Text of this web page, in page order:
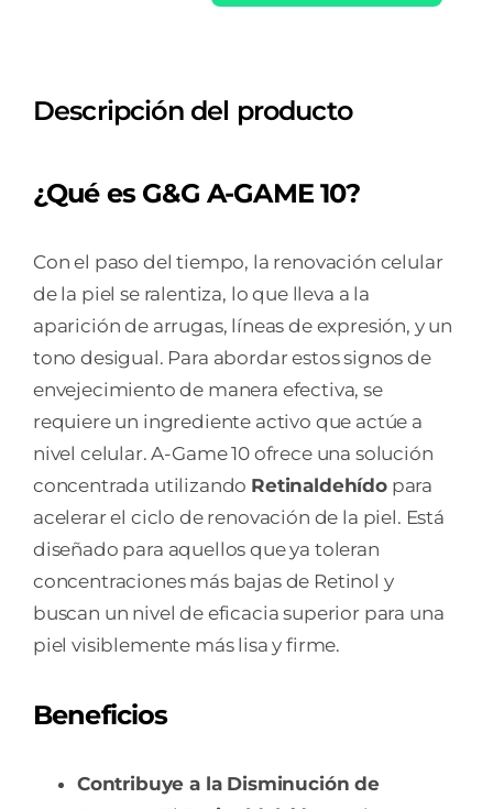
A-
-
cantidad
Descripción del producto
¿Qué es G&G A-GAME 10?
Con el paso del tiempo, la renovación celular
de la piel se ralentiza, lo que lleva a la
aparición de arrugas, líneas de expresión, y un
tono desigual. Para abordar estos signos de
envejecimiento de manera efectiva, se
requiere un ingrediente activo que actúe a
nivel celular. A-Game 10 ofrece una solución
concentrada utilizando Retinaldehídopara
acelerar el ciclo de renovación de la piel. Está
diseñado para aquellos que ya toleran
concentraciones más bajas de Retinol y
buscan un nivel de eficacia superior para una
piel visiblemente más lisa y firme.
Beneficios
Contribuye a la Disminución de